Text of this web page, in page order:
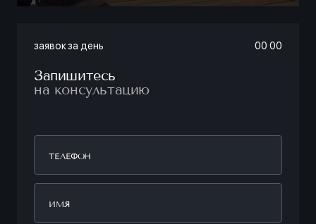
заявок за день 00 :00
Запишитесь
на консультацию